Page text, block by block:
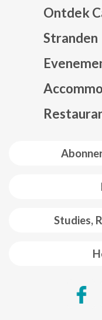
Studies,
Ontdek
Stranden